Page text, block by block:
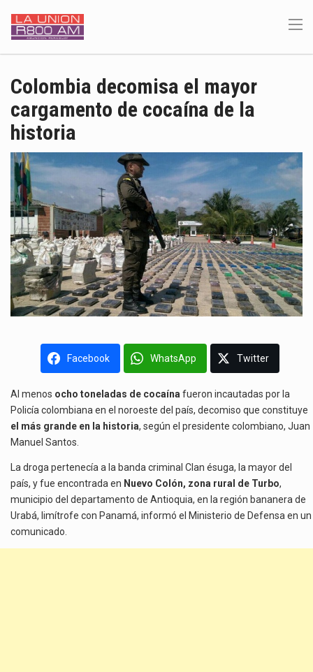
Colombia decomisa el mayor
cargamento de cocaína de la
historia
Facebook WhatsApp Twitter
Al menos ocho toneladas de cocaína fueron incautadas por la
Policía colombiana en el noroeste del país, decomiso que constituye
el más grande en la historia, según el presidente colombiano, Juan
Manuel Santos.
La droga pertenecía a la banda criminal Clan ésuga, la mayor del
país, y fue encontrada en Nuevo Colón, zona rural de Turbo,
municipio del departamento de Antioquia, en la región bananera de
Urabá, limítrofe con Panamá, informó el Ministerio de Defensa en un
comunicado.